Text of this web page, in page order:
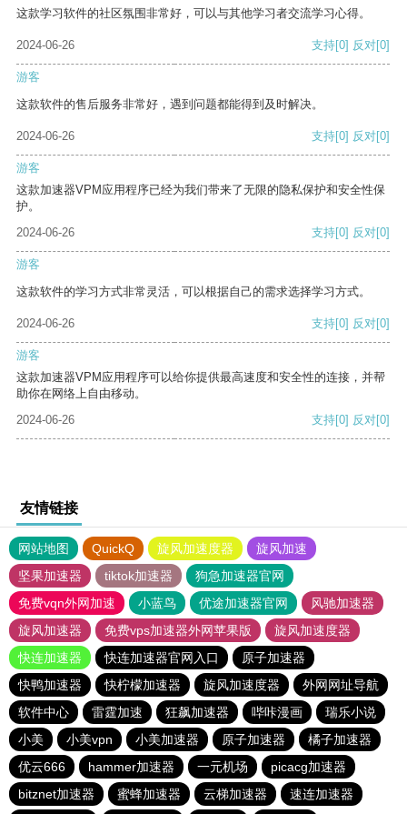
这款学习软件的社区氛围非常好，可以与其他学习者交流学习心得。
2024-06-26 支持[0] 反对[0]
游客
这款软件的售后服务非常好，遇到问题都能得到及时解决。
2024-06-26 支持[0] 反对[0]
游客
这款加速器VPM应用程序已经为我们带来了无限的隐私保护和安全性保
护。
2024-06-26
支持[0] 反对[0]
游客
这款软件的学习方式非常灵活，可以根据自己的需求选择学习方式。
2024-06-26 支持[0] 反对[0]
游客
这款加速器VPM应用程序可以给你提供最高速度和安全性的连接，并帮
助你在网络上自由移动。
2024-06-26
支持[0] 反对[0]
友情链接
网站地图 QuickQ 旋风加速度器
旋风加速
坚果加速器
tiktok加速器
狗急加速器官网
免费vqn外网加速
小蓝鸟 优途加速器官网
风驰加速器
旋风加速器
免费vps加速器外网苹果版
旋风加速度器
快连加速器
快连加速器官网入口
原子加速器
快鸭加速器
快柠檬加速器 旋风加速度器
外网网址导航
软件中心
雷霆加速 狂飙加速器 哔咔漫画
瑞乐小说
小美
小美vpn 小美加速器 原子加速器
橘子加速器
优云666
hammer加速器 一元机场
picacg加速器
bitznet加速器
蜜蜂加速器 云梯加速器 速连加速器